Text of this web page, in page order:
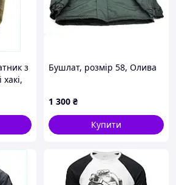
з
Бушлат, розмір 58, Олива
1 300 ₴
Купити